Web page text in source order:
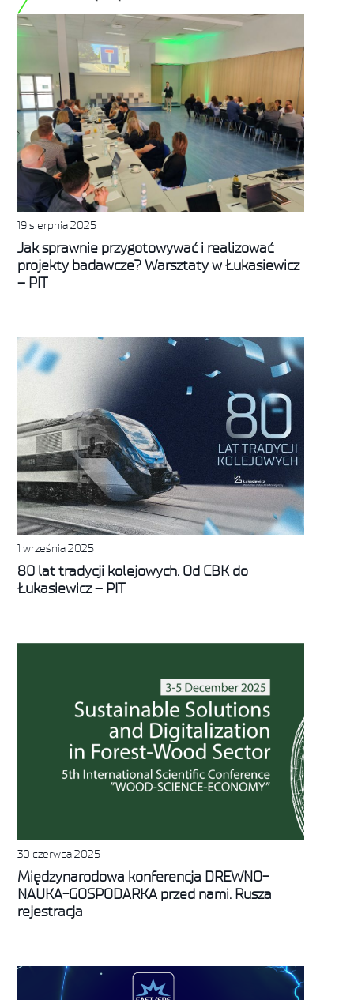
19 sierpnia 2025
Jak sprawnie przygotowywać i realizować
projekty badawcze? Warsztaty w Łukasiewicz
– PIT
1 września 2025
80 lat tradycji kolejowych. Od CBK do
Łukasiewicz – PIT
30 czerwca 2025
Międzynarodowa konferencja DREWNO-
NAUKA-GOSPODARKA przed nami. Rusza
rejestracja